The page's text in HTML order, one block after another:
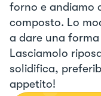
forno e andiamo
composto. Lo
a dare una
Lasciamolo
solidifica,
appetito!